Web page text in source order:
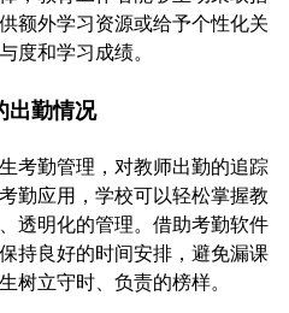
额外学习资源或给予个性化关
度和学习成绩。
出勤情况
考勤管理，对教师出勤的追踪
勤应用，学校可以轻松掌握教
透明化的管理。借助考勤软件
持良好的时间安排，避免漏课
树立守时、负责的榜样。